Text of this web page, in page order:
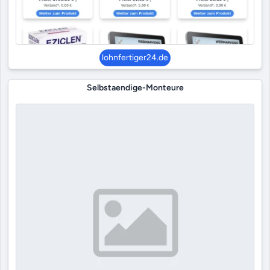
lohnfertiger24.de
Selbstaendige-Monteure